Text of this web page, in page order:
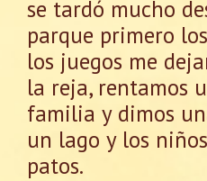
se tardó mucho
parque primero
los juegos me
la reja, rentamos
familia y dimos
un lago y los
patos.